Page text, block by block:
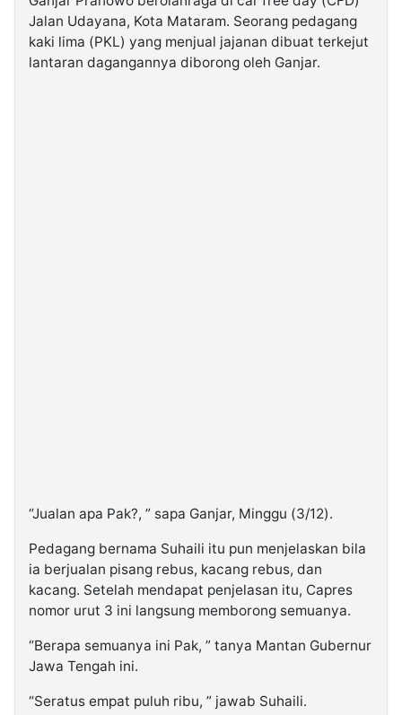
Jalan Udayana, Kota Mataram. Seorang pedagang
kaki lima (PKL) yang menjual jajanan dibuat terkejut
lantaran dagangannya diborong oleh Ganjar.
“Jualan apa Pak?, ” sapa Ganjar, Minggu (3/12).
Pedagang bernama Suhaili itu pun menjelaskan bila
ia berjualan pisang rebus, kacang rebus, dan
kacang. Setelah mendapat penjelasan itu, Capres
nomor urut 3 ini langsung memborong semuanya.
“Berapa semuanya ini Pak, ” tanya Mantan Gubernur
Jawa Tengah ini.
“Seratus empat puluh ribu, ” jawab Suhaili.